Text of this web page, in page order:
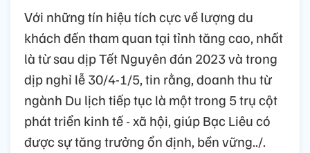
Với những tín hiệu tích cực về lượng du
khách đến tham quan tại tỉnh tăng cao, nhất
là từ sau dịp Tết Nguyên đán 2023 và trong
dịp nghỉ lễ 30/4-1/5, tin rằng, doanh thu từ
ngành Du lịch tiếp tục là một trong 5 trụ cột
phát triển kinh tế - xã hội, giúp Bạc Liêu có
được sự tăng trưởng ổn định, bền vững../.